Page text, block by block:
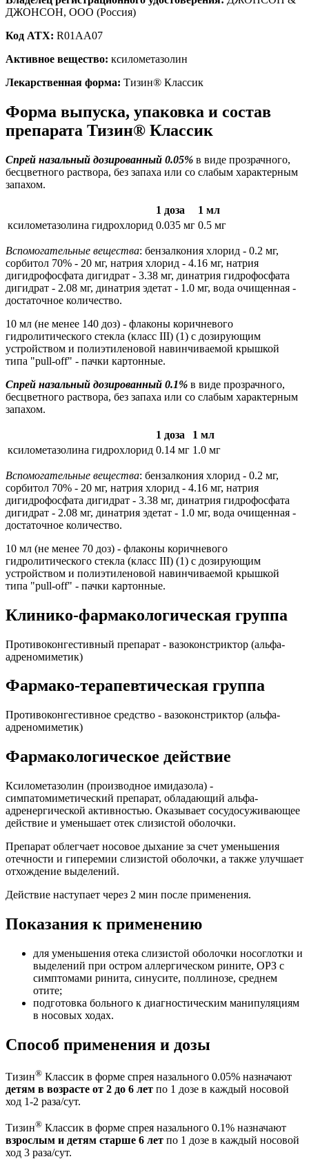
ДЖОНСОН, ООО (Россия)
Код ATX: R01AA07
Активное вещество: ксилометазолин
Лекарственная форма: Тизин® Классик
Форма выпуска, упаковка и состав
препарата Тизин® Классик
Спрей назальный дозированный 0.05% в виде прозрачного,
бесцветного раствора, без запаха или со слабым характерным
запахом.
1 доза
1 мл
ксилометазолина гидрохлорид 0.035 мг 0.5 мг
Вспомогательные вещества: бензалкония хлорид - 0.2 мг,
сорбитол 70% - 20 мг, натрия хлорид - 4.16 мг, натрия
дигидрофосфата дигидрат - 3.38 мг, динатрия гидрофосфата
дигидрат - 2.08 мг, динатрия эдетат - 1.0 мг, вода очищенная -
достаточное количество.
10 мл (не менее 140 доз) - флаконы коричневого
гидролитического стекла (класс III) (1) с дозирующим
устройством и полиэтиленовой навинчиваемой крышкой
типа "pull-off" - пачки картонные.
Спрей назальный дозированный 0.1% в виде прозрачного,
бесцветного раствора, без запаха или со слабым характерным
запахом.
1 доза
1 мл
ксилометазолина гидрохлорид 0.14 мг 1.0 мг
Вспомогательные вещества: бензалкония хлорид - 0.2 мг,
сорбитол 70% - 20 мг, натрия хлорид - 4.16 мг, натрия
дигидрофосфата дигидрат - 3.38 мг, динатрия гидрофосфата
дигидрат - 2.08 мг, динатрия эдетат - 1.0 мг, вода очищенная -
достаточное количество.
10 мл (не менее 70 доз) - флаконы коричневого
гидролитического стекла (класс III) (1) с дозирующим
устройством и полиэтиленовой навинчиваемой крышкой
типа "pull-off" - пачки картонные.
Клинико-фармакологическая группа
Противоконгестивный препарат - вазоконстриктор (альфа-
адреномиметик)
Фармако-терапевтическая группа
Противоконгестивное средство - вазоконстриктор (альфа-
адреномиметик)
Фармакологическое действие
Ксилометазолин (производное имидазола) -
симпатомиметический препарат, обладающий альфа-
адренергической активностью. Оказывает сосудосуживающее
действие и уменьшает отек слизистой оболочки.
Препарат облегчает носовое дыхание за счет уменьшения
отечности и гиперемии слизистой оболочки, а также улучшает
отхождение выделений.
Действие наступает через 2 мин после применения.
Показания к применению
для уменьшения отека слизистой оболочки носоглотки и
выделений при остром аллергическом рините, ОРЗ с
симптомами ринита, синусите, поллинозе, среднем
отите;
подготовка больного к диагностическим манипуляциям
в носовых ходах.
Способ применения и дозы
Тизин® Классик в форме спрея назального 0.05% назначают
детям в возрасте от 2 до 6 лет по 1 дозе в каждый носовой
ход 1-2 раза/сут.
Тизин® Классик в форме спрея назального 0.1% назначают
взрослым и детям старше 6 лет по 1 дозе в каждый носовой
ход 3 раза/сут.